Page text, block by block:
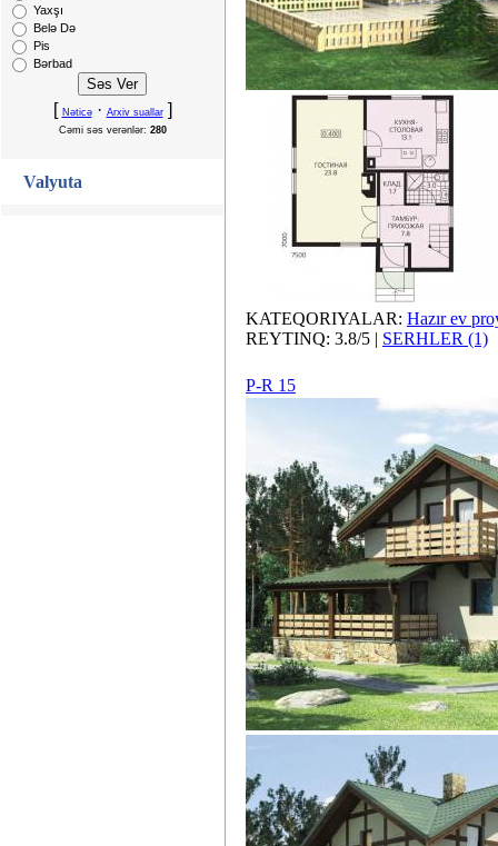
Yaxşı
Belə Də
Pis
Bərbad
[ Nəticə· Arxiv suallar]
Cəmi səs verənlər: 280
Valyuta
KATEQORIYALAR: Hazır ev
REYTINQ: 3.8/5 | SERHLER (1)
P-R 15